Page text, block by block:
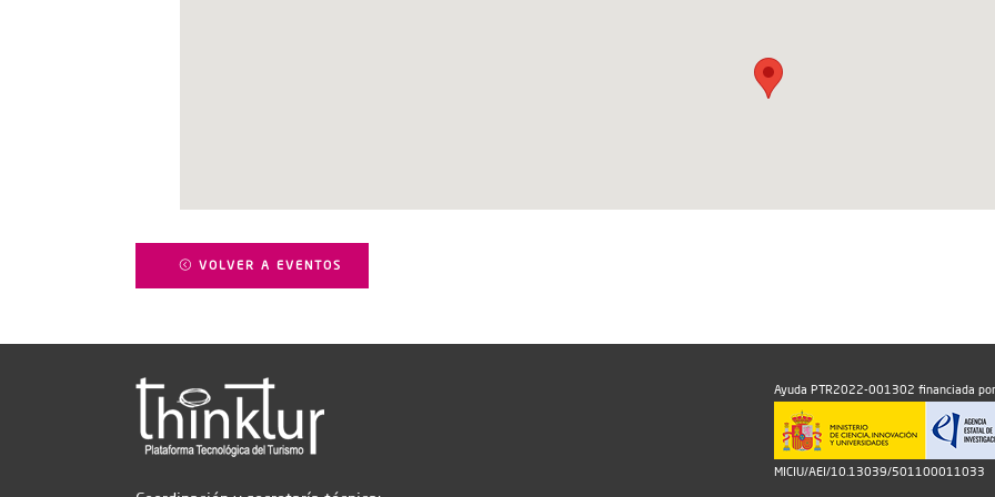
VOLVER A EVENTOS
Ayuda PTR2022-001302 financiada
MICIU/AEI/10.13039/501100011033